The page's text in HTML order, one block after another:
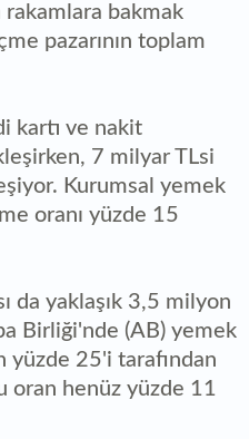
bakmak
pazarının toplam
kartı ve nakit
7 milyar TLsi
Kurumsal yemek
oranı yüzde 15
da yaklaşık 3,5 milyon
Birliği'nde (AB) yemek
yüzde 25'i tarafından
oran henüz yüzde 11